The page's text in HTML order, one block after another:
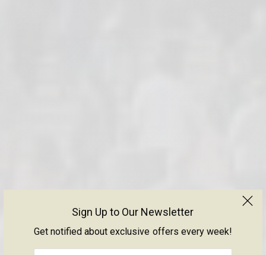
Sign Up to Our Newsletter
Get notified about exclusive offers every week!